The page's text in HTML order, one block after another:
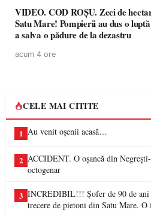
VIDEO. COD ROȘU. Zeci de hectare mistuite de flăcări în
Satu Mare! Pompierii au dus o
a salva o pădure de la dezastru
acum 4 ore
CELE MAI CITITE
1 Au venit oșenii acasă…
2 ACCIDENT. O oșancă din
octogenar
3 INCREDIBIL!!! Șofer de 90 de ani
trecere de pietoni din Satu Mare. O